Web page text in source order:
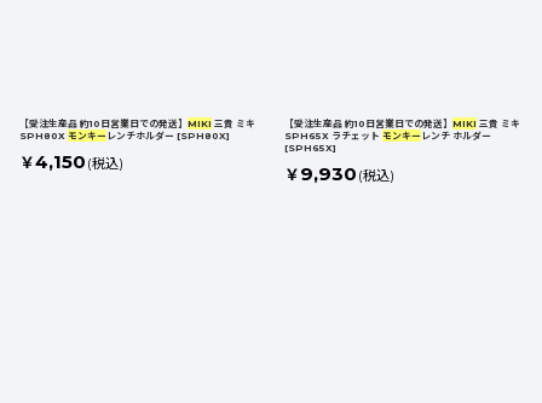
カテゴリ:
【受注生産品 約10日営業日での発送】 MIKI 三貴 ミキ
SPH80X モンキー レンチホルダー [SPH80X]
￥4,150 (税込)
【受注生産品 約10日営業日での発送】 MIKI 三貴 ミキ
SPH65X ラチェット モンキー レンチ ホルダー
[SPH65X]
￥ 9,930 (税込)